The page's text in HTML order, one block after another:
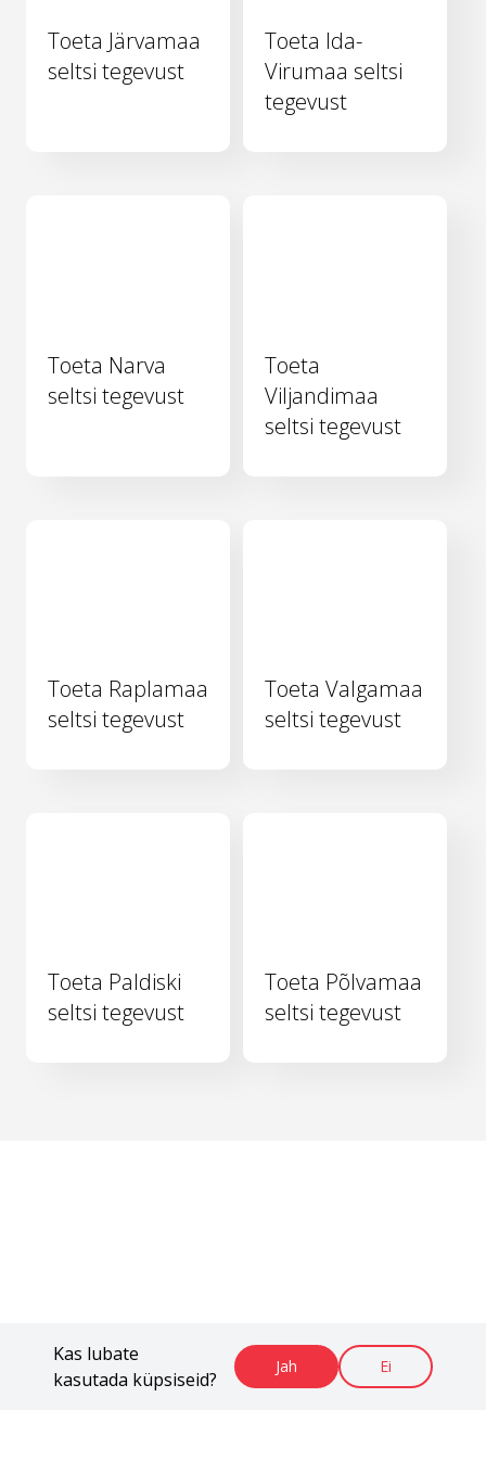
Kas lubate
kasutada küpsiseid?
Jah Ei
Toeta Järvamaa
seltsi tegevust
Toeta Ida-
Virumaa seltsi
tegevust
Toeta Narva
seltsi tegevust
Toeta
Viljandimaa
seltsi tegevust
Toeta Raplamaa
seltsi tegevust
Toeta Valgamaa
seltsi tegevust
Toeta Paldiski
seltsi tegevust
Toeta Põlvamaa
seltsi tegevust